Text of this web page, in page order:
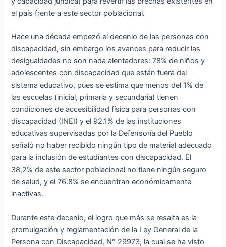
el país frente a este sector poblacional.
Hace una década empezó el decenio de las personas con
discapacidad, sin embargo los avances para reducir las
desigualdades no son nada alentadores: 78% de niños y
adolescentes con discapacidad que están fuera del
sistema educativo, pues se estima que menos del 1% de
las escuelas (inicial, primaria y secundaria) tienen
condiciones de accesibilidad física para personas con
discapacidad (INEI) y el 92.1% de las instituciones
educativas supervisadas por la Defensoría del Pueblo
señaló no haber recibido ningún tipo de material adecuado
para la inclusión de estudiantes con discapacidad. El
38,2% de este sector poblacional no tiene ningún seguro
de salud, y el 76.8% se encuentran económicamente
inactivas.
Durante este decenio, el logro que más se resalta es la
promulgación y reglamentación de la Ley General de la
Persona con Discapacidad, N° 29973, la cual se ha visto